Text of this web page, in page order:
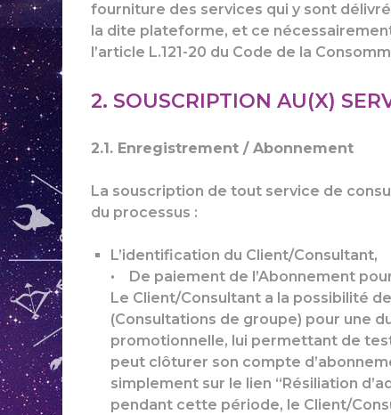
fourniture des services qui y sont
la dite plateforme, et ce
l’article L.121-20 du Code de la
2. SOUSCRIPTION AU(X)
2.1. Enregistrement / Abonnement
La souscription de tout service de
du processus :
L’identification du Client/Consultant,
• De paiement de l’Abonnement
Le Client/Consultant a la possibilité
(Consultations de groupe) pour une
promotionnelle, lui permettant de
peut clôturer son compte
simplement sur le lien “Résiliation
pendant cette période, le Client/